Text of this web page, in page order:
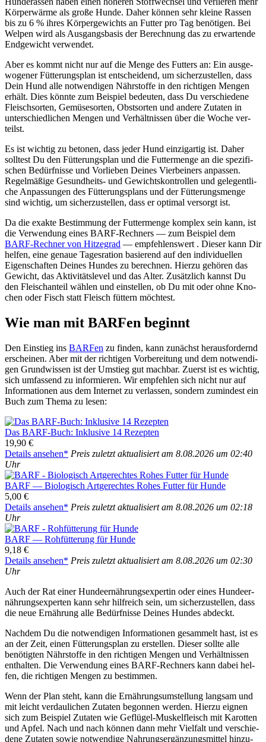
Kör­per­wär­me als gro­ße Hun­de. Daher kön­nen sehr klei­ne Ras­sen
bis zu 6 % ihres Kör­per­ge­wichts an Fut­ter pro Tag benö­ti­gen. Bei
Wel­pen wird als Aus­gangs­ba­sis der Berech­nung das zu erwar­ten­de
End­ge­wicht ver­wen­det.
Aber es kommt nicht nur auf die Men­ge des Fut­ters an: Ein aus­ge­
wo­ge­ner Füt­te­rungs­plan ist ent­schei­dend, um sicher­zu­stel­len, dass
Dein Hund alle not­wen­di­gen Nähr­stof­fe in den rich­ti­gen Men­gen
erhält. Dies könn­te zum Bei­spiel bedeu­ten, dass Du ver­schie­de­ne
Fleisch­sor­ten, Gemü­se­sor­ten, Obst­sor­ten und ande­re Zuta­ten in
unter­schied­li­chen Men­gen und Ver­hält­nis­sen über die Woche ver­
teilst.
Es ist wich­tig zu beto­nen, dass jeder Hund ein­zig­ar­tig ist. Daher
soll­test Du den Füt­te­rungs­plan und die Fut­ter­men­ge an die spe­zi­fi­
schen Bedürf­nis­se und Vor­lie­ben Dei­nes Vier­bei­ners anpas­sen.
Regel­mä­ßi­ge Gesund­heits- und Gewichts­kon­trol­len und gele­gent­li­
che Anpas­sun­gen des Füt­te­rungs­plans und der Füt­te­rungs­men­ge
sind wich­tig, um sicher­zu­stel­len, dass er opti­mal ver­sorgt ist.
Da die exak­te Bestim­mung der Fut­ter­men­ge kom­plex sein kann, ist
die Ver­wen­dung eines BARF-Rech­ners — zum Bei­spiel dem
BARF-Rech­ner von Hit­ze­grad — emp­feh­lens­wert . Die­ser kann Dir
hel­fen, eine genaue Tages­ra­ti­on basie­rend auf den indi­vi­du­el­len
Eigen­schaf­ten Dei­nes Hun­des zu berech­nen. Hier­zu gehö­ren das
Gewicht, das Akti­vi­täts­le­vel und das Alter. Zusätz­lich kannst Du
den Fleisch­an­teil wäh­len und ein­stel­len, ob Du mit oder ohne Kno­
chen oder Fisch statt Fleisch füt­tern möch­test.
Wie man mit BAR­Fen beginnt
Den Ein­stieg ins BAR­Fen zu fin­den, kann zunächst her­aus­for­dernd
erschei­nen. Aber mit der rich­ti­gen Vor­be­rei­tung und dem not­wen­di­
gen Grund­wis­sen ist der Umstieg gut mach­bar. Zuerst ist es wich­tig,
sich umfas­send zu infor­mie­ren. Wir emp­feh­len sich nicht nur auf
Infor­ma­tio­nen aus dem Inter­net zu ver­las­sen, son­dern zumin­dest ein
Buch zum The­ma zu lesen:
Das BARF-Buch: Inklu­si­ve 14 Rezep­ten
19,90 €
Details anse­hen* Preis zuletzt aktua­li­siert am 8.08.2026 um 02:40
Uhr
BARF — Bio­lo­gisch Art­ge­rech­tes Rohes Fut­ter für Hun­de
5,00 €
Details anse­hen* Preis zuletzt aktua­li­siert am 8.08.2026 um 02:18
Uhr
BARF — Roh­füt­te­rung für Hun­de
9,18 €
Details anse­hen* Preis zuletzt aktua­li­siert am 8.08.2026 um 02:30
Uhr
Auch der Rat einer Hun­de­er­näh­rungs­exper­tin oder eines Hun­de­er­
näh­rungs­exper­ten kann sehr hilf­reich sein, um sicher­zu­stel­len, dass
die neue Ernäh­rung alle Bedürf­nis­se Dei­nes Hun­des abdeckt.
Nach­dem Du die not­wen­di­gen Infor­ma­tio­nen gesam­melt hast, ist es
an der Zeit, einen Füt­te­rungs­plan zu erstel­len. Die­ser soll­te alle
benö­tig­ten Nähr­stof­fe in den rich­ti­gen Men­gen und Ver­hält­nis­sen
ent­hal­ten. Die Ver­wen­dung eines BARF-Rech­ners kann dabei hel­
fen, die rich­ti­gen Men­gen zu bestim­men.
Wenn der Plan steht, kann die Ernäh­rungs­um­stel­lung lang­sam und
mit leicht ver­dau­li­chen Zuta­ten begon­nen wer­den. Hier­zu eig­nen
sich zum Bei­spiel Zuta­ten wie Geflü­gel-Mus­kel­fleisch mit Karot­ten
und Apfel. Nach und nach kön­nen dann mehr Viel­falt und ver­schie­
de­ne Zuta­ten sowie not­wen­di­ge Nah­rungs­er­gän­zungs­mit­tel hin­zu­